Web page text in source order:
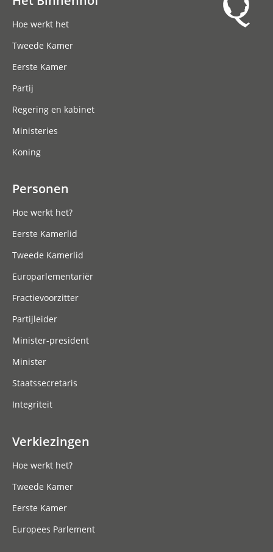
Hoe werkt het
Tweede Kamer
Eerste Kamer
Partij
Regering en kabinet
Ministeries
Koning
Personen
Hoe werkt het?
Eerste Kamerlid
Tweede Kamerlid
Europarlementariër
Fractievoorzitter
Partijleider
Minister-president
Minister
Staatssecretaris
Integriteit
Verkiezingen
Hoe werkt het?
Tweede Kamer
Eerste Kamer
Europees Parlement